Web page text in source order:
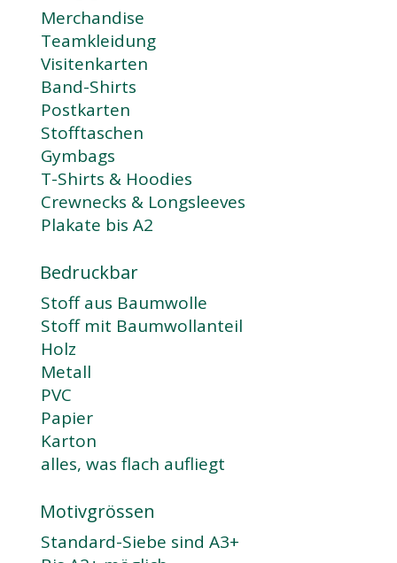
Merchandise
Teamkleidung
Visitenkarten
Band-Shirts
Postkarten
Stofftaschen
Gymbags
T-Shirts & Hoodies
Crewnecks & Longsleeves
Plakate bis A2
Bedruckbar
Stoff aus Baumwolle
Stoff mit Baumwollanteil
Holz
Metall
PVC
Papier
Karton
alles, was flach aufliegt
Motivgrössen
Standard-Siebe sind A3+